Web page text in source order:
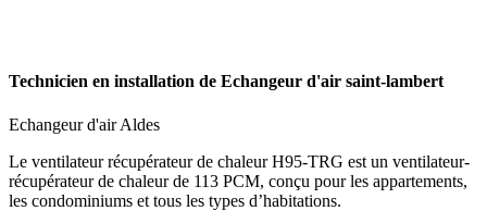
Technicien en installation de Echangeur d'air saint-lambert
Echangeur d'air Aldes
Le ventilateur récupérateur de chaleur H95-TRG est un ventilateur-
récupérateur de chaleur de 113 PCM, conçu pour les appartements,
les condominiums et tous les types d’habitations.